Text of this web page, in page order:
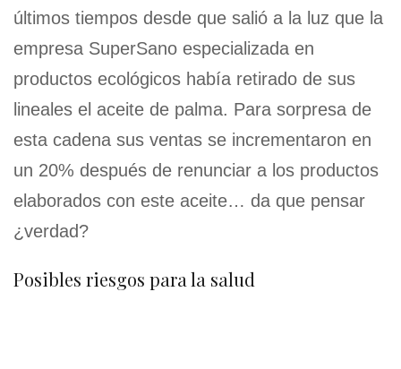
últimos tiempos desde que salió a la luz que la
empresa SuperSano especializada en
productos ecológicos había retirado de sus
lineales el aceite de palma. Para sorpresa de
esta cadena sus ventas se incrementaron en
un 20% después de renunciar a los productos
elaborados con este aceite… da que pensar
¿verdad?
Posibles riesgos para la salud